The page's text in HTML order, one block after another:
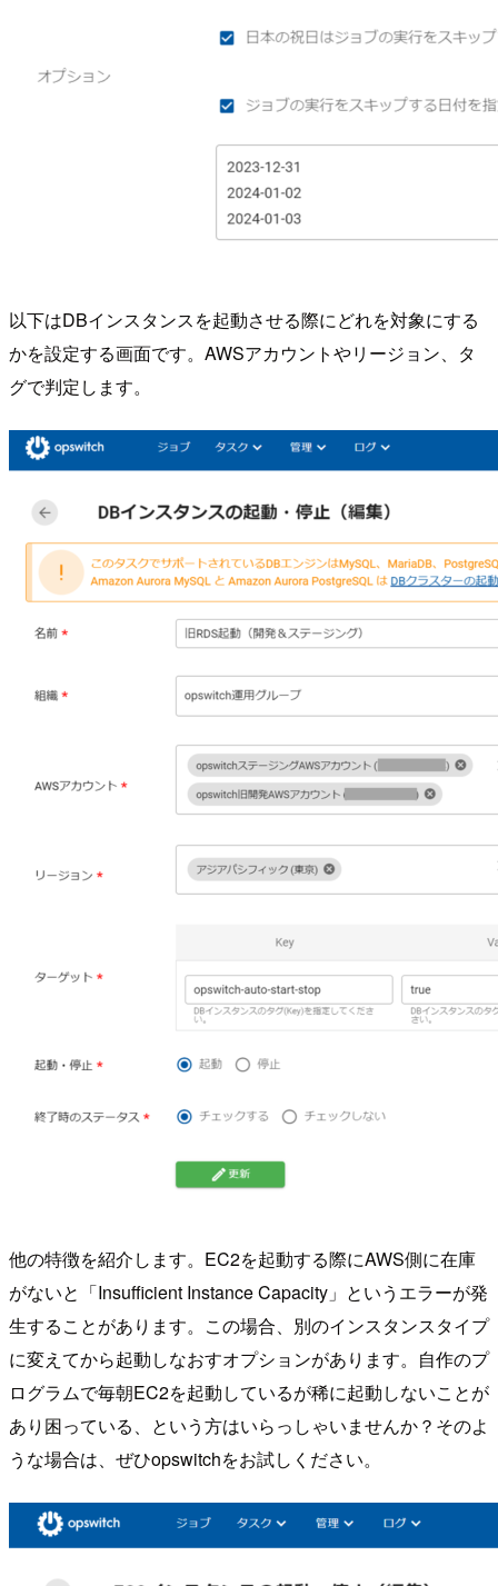
以下はDBインスタンスを起動させる際にどれを対象にする
かを設定する画面です。AWSアカウントやリージョン、タ
グで判定します。
他の特徴を紹介します。EC2を起動する際にAWS側に在庫
がないと「Insufficient Instance Capacity」というエラーが発
生することがあります。この場合、別のインスタンスタイプ
に変えてから起動しなおすオプションがあります。自作のプ
ログラムで毎朝EC2を起動しているが稀に起動しないことが
あり困っている、という方はいらっしゃいませんか？そのよ
うな場合は、ぜひopswitchをお試しください。